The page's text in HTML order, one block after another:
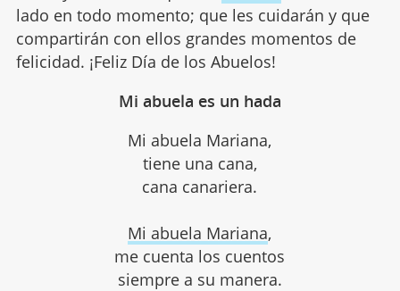
lado en todo momento; que les cuidarán y que
compartirán con ellos grandes momentos de
felicidad. ¡Feliz Día de los Abuelos!
Mi abuela es un hada
Mi abuela Mariana,
tiene una cana,
cana canariera.
Mi abuela Mariana,
me cuenta los cuentos
siempre a su manera.